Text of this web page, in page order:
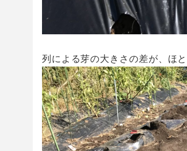
列による芽の大きさの差が、ほ